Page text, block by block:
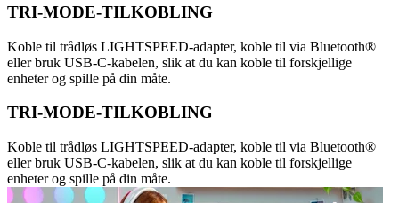
TRI-MODE-TILKOBLING
Koble til trådløs LIGHTSPEED-adapter, koble til via Bluetooth®
eller bruk USB-C-kabelen, slik at du kan koble til forskjellige
enheter og spille på din måte.
TRI-MODE-TILKOBLING
Koble til trådløs LIGHTSPEED-adapter, koble til via Bluetooth®
eller bruk USB-C-kabelen, slik at du kan koble til forskjellige
enheter og spille på din måte.